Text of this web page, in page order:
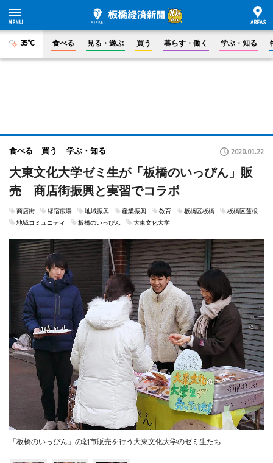
35°C 食べる 見る・遊ぶ 買う 暮らす・働く 学ぶ・知る
食べる 買う 学ぶ・知る 2020.01.22
大東文化大学ゼミ生が「板橋のいっぴん」販
売 商店街振興と実習でコラボ
商店街 縁宿広場 地域振興 産業振興 教育 板橋区板橋
板橋区蓮根
地域コミュニティ
板橋のいっぴん 大東文化大学
「板橋のいっぴん」の朝市販売を行う大東文化大学のゼミ生たち